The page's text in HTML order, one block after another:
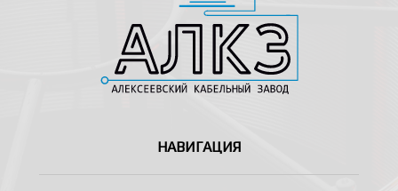
НАВИГАЦИЯ